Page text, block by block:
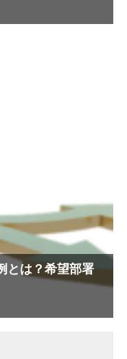
とは？希望部署